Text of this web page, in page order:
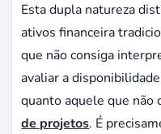
Esta dupla natureza
ativos financeira
que não consiga
avaliar a
quanto aquele que não
de projetos. É